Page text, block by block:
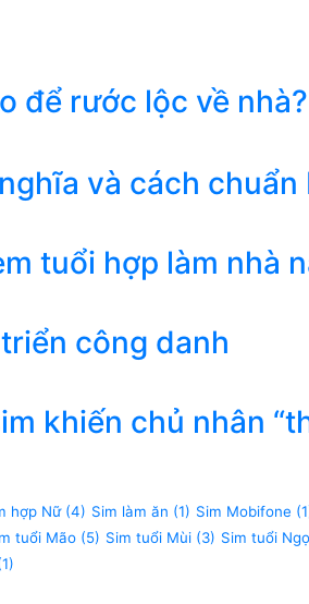
để rước lộc về nhà?
và cách
tuổi hợp làm nhà
công danh
khiến chủ nhân
hợp Nữ(4) Sim làm ăn (1) Sim Mobifone
tuổi Mão (5) Sim tuổi Mùi (3) Sim tuổi Ngọ